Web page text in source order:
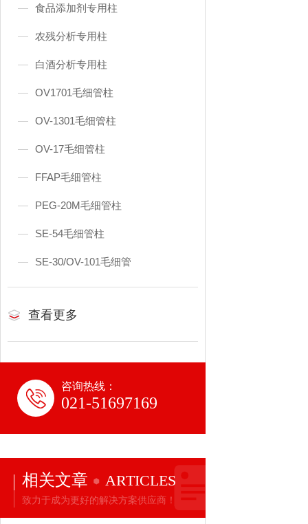
食品添加剂专用柱
农残分析专用柱
白酒分析专用柱
OV1701毛细管柱
OV-1301毛细管柱
OV-17毛细管柱
FFAP毛细管柱
PEG-20M毛细管柱
SE-54毛细管柱
SE-30/OV-101毛细管
查看更多
咨询热线：
021-51697169
相关文章 ARTICLES
致力于成为更好的解决方案供应商！